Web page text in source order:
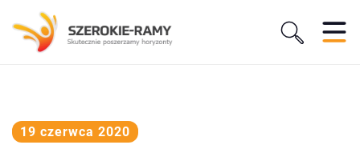
19 czerwca 2020